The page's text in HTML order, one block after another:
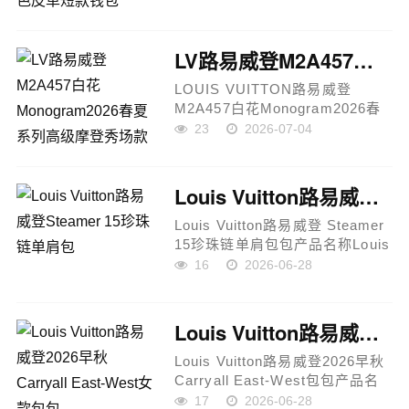
结合撞色皮革内衬设计，融合品
牌传统...
LV路易威登M2A457白花Monogram2026春夏系列高级摩登秀场款包包
LOUIS VUITTON路易威登
M2A457白花Monogram2026春
夏系列高级摩登手袋时空灵感秀
白花Monogram手袋，以经典元
素结合现代...
23 2026-07-04
Louis Vuitton路易威登Steamer 15珍珠链单肩包
Louis Vuitton路易威登 Steamer
15珍珠链单肩包包产品名称Louis
Vuitton Steamer 15 手袋
系列的延伸设计，以小尺寸...
16 2026-06-28
Louis Vuitton路易威登2026早秋Carryall East-West女款包包
Louis Vuitton路易威登2026早秋
Carryall East-West包包产品名
称Louis Vuitton Carryall East-
17 2026-06-28